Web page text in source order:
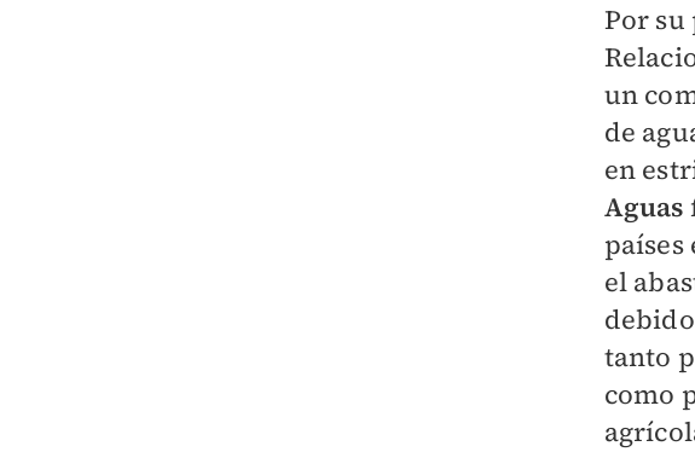
Por su
un
de
en
Aguas
países
el
tanto
como